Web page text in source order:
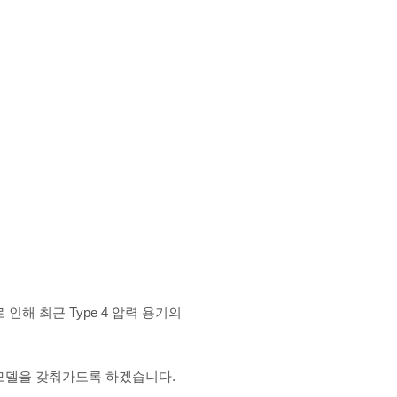
해 최근 Type 4 압력 용기의
을 갖춰가도록 하겠습니다.